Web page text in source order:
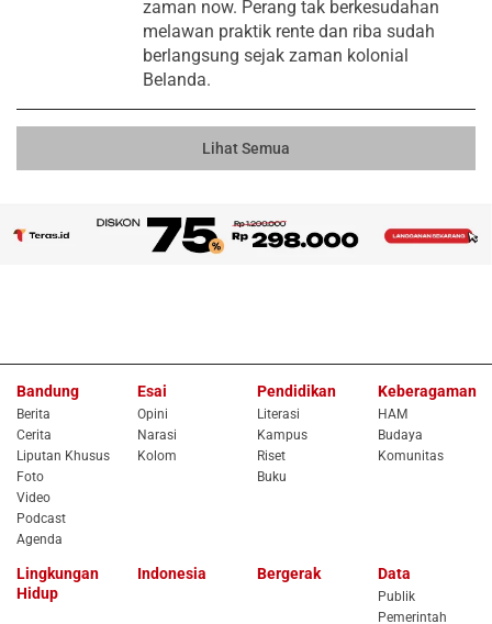
zaman now. Perang tak berkesudahan
melawan praktik rente dan riba sudah
berlangsung sejak zaman kolonial
Belanda.
Lihat Semua
Bandung
Berita
Cerita
Liputan Khusus
Foto
Video
Podcast
Agenda
Esai
Opini
Narasi
Kolom
Pendidikan
Literasi
Kampus
Riset
Buku
Keberagaman
HAM
Budaya
Komunitas
Lingkungan
Hidup
Indonesia Bergerak Data
Publik
Pemerintah